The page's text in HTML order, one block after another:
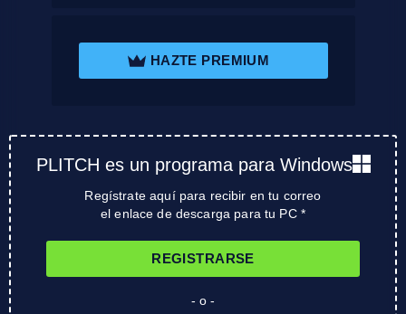
HAZTE PREMIUM
PLITCH es un programa para Windows
Regístrate aquí para recibir en tu correo
el enlace de descarga para tu PC *
REGISTRARSE
- o -